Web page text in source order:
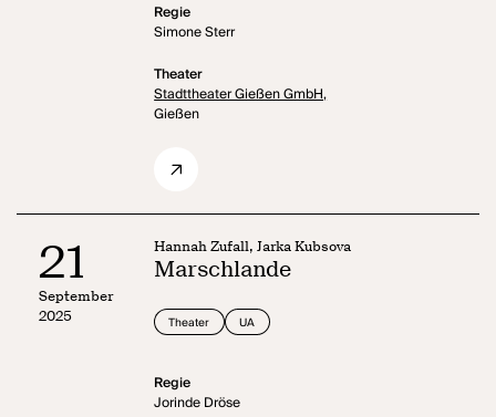
Regie
Simone Sterr
Theater
Stadttheater Gießen GmbH,
Gießen
21
September
2025
Hannah Zufall, Jarka Kubsova
Marschlande
Theater UA
Regie
Jorinde Dröse